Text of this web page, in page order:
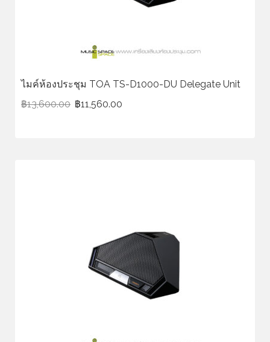
ไมค์ห้องประชุม TOA TS-D1000-DU Delegate Unit
฿13,600.00 ฿11,560.00